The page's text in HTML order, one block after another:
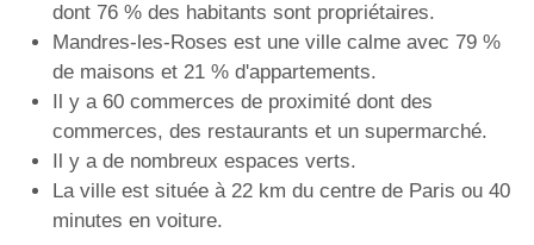
dont 76 % des habitants sont propriétaires.
Mandres-les-Roses est une ville calme avec 79 %
de maisons et 21 % d'appartements.
Il y a 60 commerces de proximité dont des
commerces, des restaurants et un supermarché.
Il y a de nombreux espaces verts.
La ville est située à 22 km du centre de Paris ou 40
minutes en voiture.